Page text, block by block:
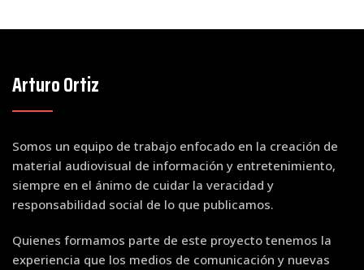
Arturo Ortiz
Somos un equipo de trabajo enfocado en la creación de
material audiovisual de información y entretenimiento,
siempre en el ánimo de cuidar la veracidad y
responsabilidad social de lo que publicamos.
Quienes formamos parte de este proyecto tenemos la
experiencia que los medios de comunicación y nuevas